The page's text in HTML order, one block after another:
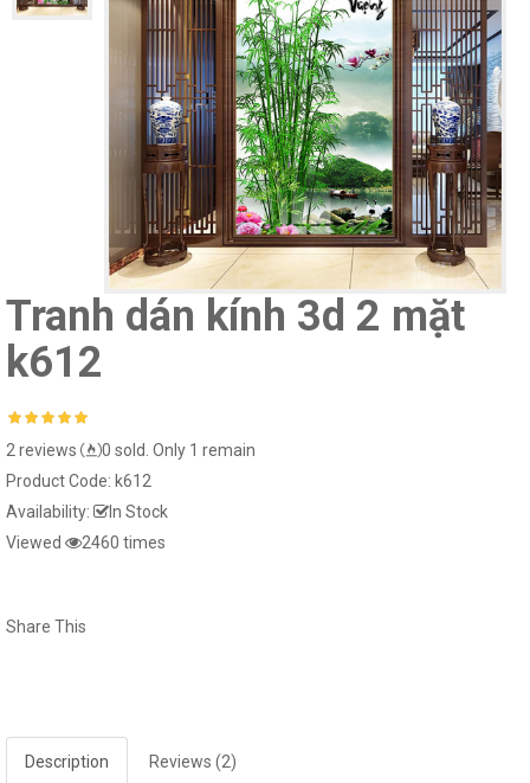
Tranh dán kính 3d 2 mặt
k612
2 reviews
0 sold. Only 1 remain
Product Code: k612
Availability:
In Stock
Viewed
2460 times
Share This
Description Reviews (2)
Giấy dán tường hàn quốc luxury 5001-
15023-1..
Tranh dán tường
Giấy dán tường